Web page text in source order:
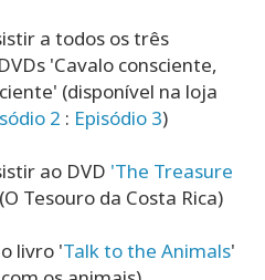
a todos os três
'Cavalo consciente,
(disponível na loja
2 : Episódio 3)
ao DVD 'The Treasure
(O Tesouro da Costa Rica)
livro 'Talk to the Animals'